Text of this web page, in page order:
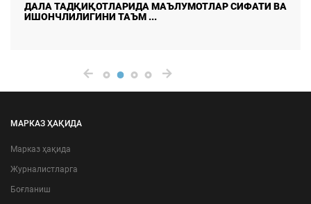
ДАЛА ТАДҚИҚОТЛАРИДА МАЪЛУМОТЛАР СИФАТИ ВА
ИШОНЧЛИЛИГИНИ ТАЪМ ...
МАРКАЗ ҲАҚИДА
Марказ ҳақида
Журналистларга
Боғланиш